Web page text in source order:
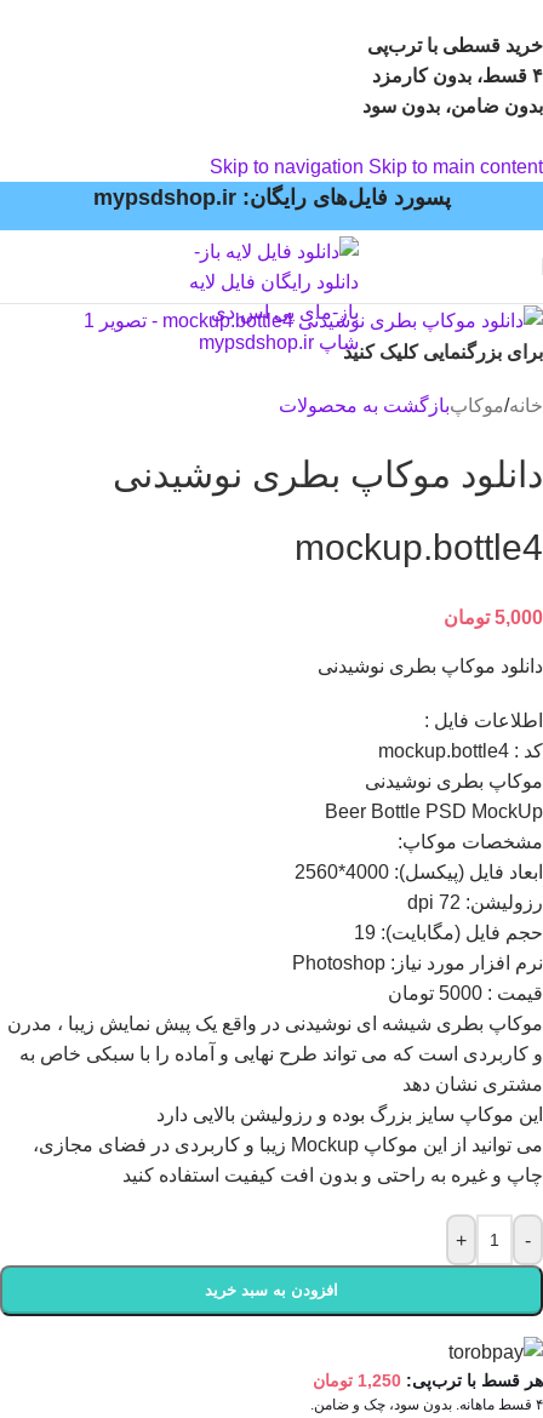
خرید قسطی با ترب‌پی
۴ قسط، بدون کارمزد
بدون ضامن، بدون سود
Skip to navigation Skip to main content
پسورد فایل‌های رایگان: mypsdshop.ir
برای بزرگنمایی کلیک کنید
خانه/موکاپبازگشت به محصولات
دانلود موکاپ بطری نوشیدنی
mockup.bottle4
5,000 تومان
دانلود موکاپ بطری نوشیدنی
اطلاعات فايل :
کد : mockup.bottle4
موکاپ بطری نوشیدنی
Beer Bottle PSD MockUp
مشخصات موکاپ:
ابعاد فايل (پيکسل): 4000*2560
رزوليشن: 72 dpi
حجم فايل (مگابايت): 19
نرم افزار مورد نياز: Photoshop
قیمت : 5000 تومان
موکاپ بطری شیشه ای نوشیدنی در واقع يک پيش نمايش زيبا ، مدرن
و کاربردی است که می تواند طرح نهایی و آماده را با سبکی خاص به
مشتری نشان دهد
اين موکاپ سايز بزرگ بوده و رزوليشن بالايی دارد
می توانيد از اين موکاپ Mockup زيبا و کاربردی در فضای مجازی،
چاپ و غيره به راحتی و بدون افت کيفيت استفاده کنيد
-
+
افزودن به سبد خرید
هر قسط با ترب‌پی: 1,250 تومان
۴ قسط ماهانه. بدون سود، چک و ضامن.